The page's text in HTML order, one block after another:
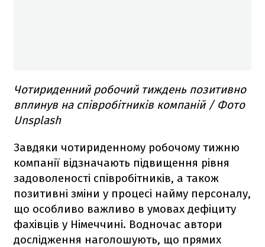
Чотириденний робочий тиждень позитивно
вплинув на співробітників компаній / Фото
Unsplash
Завдяки чотириденному робочому тижню
компанії відзначають підвищення рівня
задоволеності співробітників, а також
позитивні зміни у процесі найму персоналу,
що особливо важливо в умовах дефіциту
фахівців у Німеччині. Водночас автори
дослідження наголошують, що прямих